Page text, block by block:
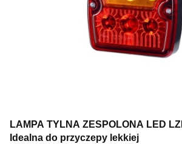
LAMPA TYLNA ZESPOLONA LED
Idealna do przyczepy lekkiej